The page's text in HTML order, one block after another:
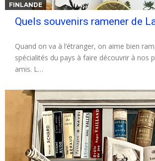
FINLANDE
Quels souvenirs ramener de
Quand on va à l’étranger, on aime bien
spécialités du pays à faire découvrir à nos
amis. L…